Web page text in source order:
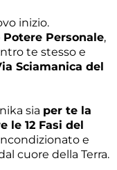
inizio.
Personale,
te stesso e
Sciamanica del
sia per te la
le 12 Fasi del
e
cuore della Terra.